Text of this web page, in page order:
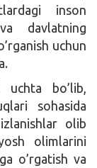
inson
davlatning
uchun
uchta bo’lib,
sohasida
olib
olimlarini
o’rgatish va